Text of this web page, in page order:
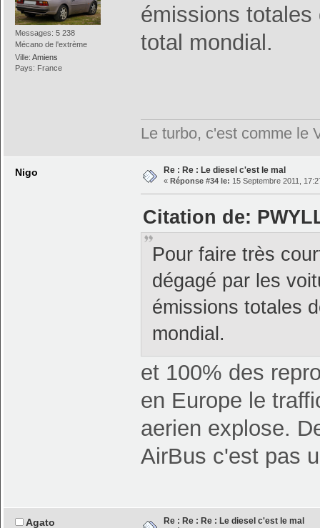
Messages: 5 238
Mécano de l'extrème
Ville:Amiens
Pays: France
émissions
total mondial.
Le turbo, c'est comme le
Nigo Re : Re : Le diesel c'est le mal
« Réponse #34 le: 15 Septembre 2011,
Citation de:
Pour faire très
dégagé par les
émissions totales
mondial.
et 100% des
en Europe le
aerien explose.
AirBus c'est pas
Agato Re : Re : Re : Le diesel c'est le mal